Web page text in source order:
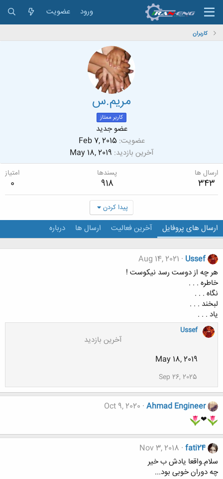
ورود عضویت
کاربران
مریم.س
کاربر ممتاز
عضو جدید
عضویت Feb 7, 2015
آخرین بازدید May 18, 2019
ارسال ها
343
پسندها
918
امتیاز
0
پیدا کردن
ارسال های پروفایل آخرین فعالیت ارسال ها درباره
Ussef
Aug 14, 2021
هر چه از دوست رسد نیکوست !
خاطره . . .
نگاه . . .
لبخند . . .
یاد . . .
Ussef
آخرین بازدید
May 18, 2019
Sep 26, 2025
Ahmad Engineer
Oct 9, 2020
❤
fati24
Nov 3, 2018
سلام.واقعا یادش ب خیر
چه دوران خوبی بود...